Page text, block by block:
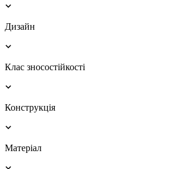
Дизайн
Клас зносостійкості
Конструкція
Матеріал